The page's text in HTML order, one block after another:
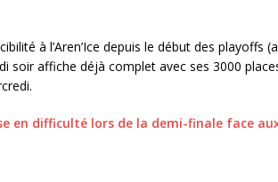
à l’Aren’Ice depuis le début des playoffs
soir affiche déjà complet avec ses 3000
en difficulté lors de la demi-finale face